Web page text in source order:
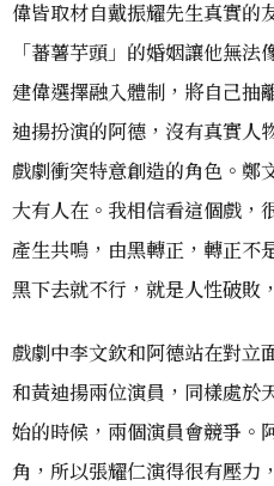
偉皆取材自戴振耀先生真實的
「蕃薯芋頭」的婚姻讓他無法
建偉選擇融入體制，將自己抽
迪揚扮演的阿德，沒有真實人
戲劇衝突特意創造的角色。鄭
大有人在。我相信看這個戲，
產生共鳴，由黑轉正，轉正不
黑下去就不行，就是人性破敗
戲劇中李文欽和阿德站在對立
和黃迪揚兩位演員，同樣處於
始的時候，兩個演員會競爭。
角，所以張耀仁演得很有壓力